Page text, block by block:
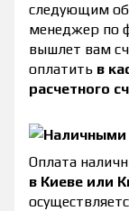
следующим
менеджер по
вышлет вам
оплатить в
расчетного
Оплата
в Киеве или